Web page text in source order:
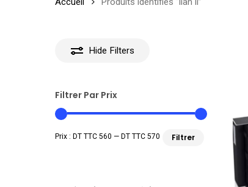
Hide Filters
Filtrer Par Prix
Filtrer
Prix : DT TTC 560 — DT TTC 570